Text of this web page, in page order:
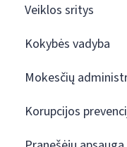
Veiklos sritys
Kokybės vadyba
Mokesčių
Korupcijos